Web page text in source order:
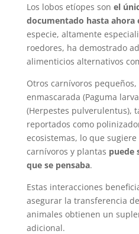
Los lobos etíopes son el
documentado hasta ahora
especie, altamente
roedores, ha demostrado
alimenticios alternativos
Otros carnívoros
enmascarada (Paguma
(Herpestes pulverulentus),
reportados como
ecosistemas, lo que
carnívoros y plantas puede
que se pensaba.
Estas interacciones
asegurar la transferencia
animales obtienen un
adicional.